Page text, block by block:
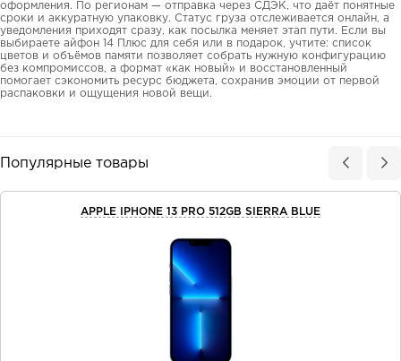
оформления. По регионам — отправка через СДЭК, что даёт понятные
сроки и аккуратную упаковку. Статус груза отслеживается онлайн, а
уведомления приходят сразу, как посылка меняет этап пути. Если вы
выбираете айфон 14 Плюс для себя или в подарок, учтите: список
цветов и объёмов памяти позволяет собрать нужную конфигурацию
без компромиссов, а формат «как новый» и восстановленный
помогает сэкономить ресурс бюджета, сохранив эмоции от первой
распаковки и ощущения новой вещи.
Популярные товары
APPLE IPHONE 13 PRO 512GB SIERRA BLUE